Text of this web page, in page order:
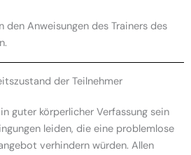
den Anweisungen des Trainers des
der Teilnehmer
guter körperlicher Verfassung sein
leiden, die eine problemlose
verhindern würden. Allen